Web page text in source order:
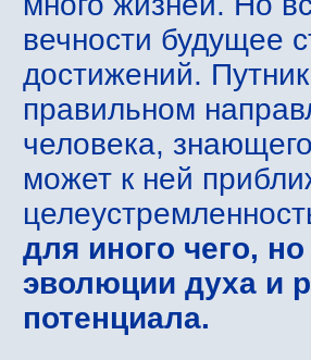
вечности будущее
достижений.
правильном
человека,
может к ней
для иного чего,
эволюции духа и
потенциала.